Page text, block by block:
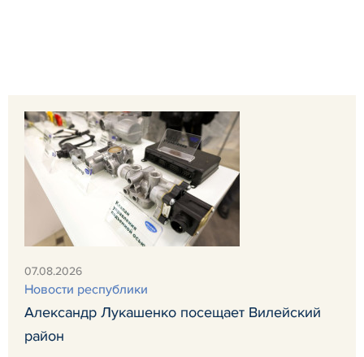
07.08.2026
Новости республики
Александр Лукашенко посещает Вилейский
район